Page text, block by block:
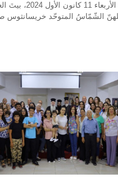
الحمام يومَ الأربعاء
الشّمّاسُ المتوحّد خريسانثوس